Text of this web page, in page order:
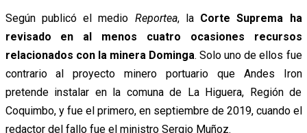
Según publicó el medio Reportea, la Corte Suprema ha
revisado en al menos cuatro ocasiones recursos
relacionados con la minera Dominga. Solo uno de ellos fue
contrario al proyecto minero portuario que Andes Iron
pretende instalar en la comuna de La Higuera, Región de
Coquimbo, y fue el primero, en septiembre de 2019, cuando el
redactor del fallo fue el ministro Sergio Muñoz.